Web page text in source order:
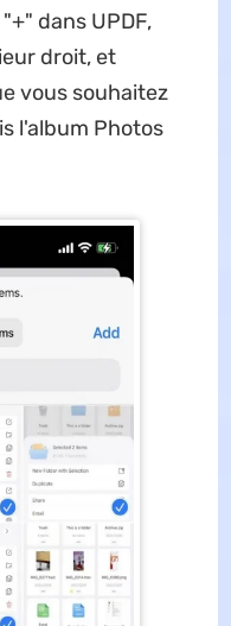
dans UPDF,
droit, et
vous souhaitez
l'album Photos